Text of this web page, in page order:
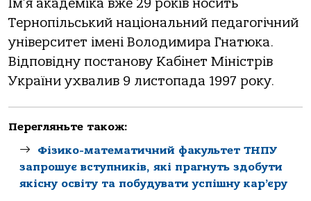
Ім’я академіка вже 29 років носить
Тернопільський національний педагогічний
університет імені Володимира Гнатюка.
Відповідну постанову Кабінет Міністрів
України ухвалив 9 листопада 1997 року.
Перегляньте також:
Фізико-математичний факультет ТНПУ
запрошує вступників, які прагнуть здобути
якісну освіту та побудувати успішну кар’єру